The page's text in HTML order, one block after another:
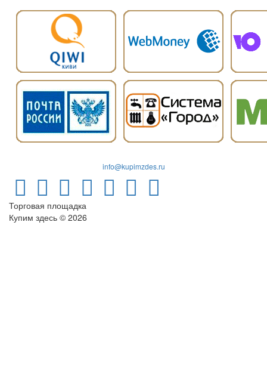
info@kupimzdes.ru
Торговая площадка
Купим здесь © 2026